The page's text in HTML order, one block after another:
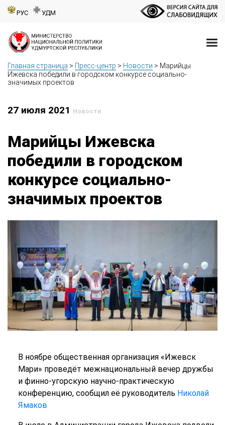
РУС УДМ
Главная страница > Пресс-центр > Новости > Марийцы
Ижевска победили в городском конкурсе социально-
значимых проектов
27 июля 2021 Новости
Марийцы Ижевска
победили в городском
конкурсе социально-
значимых проектов
В ноябре общественная организация «Ижевск
Мари» проведёт межнациональный вечер дружбы
и финно-угорскую научно-практическую
конференцию, сообщил её руководитель Николай
Ямаков